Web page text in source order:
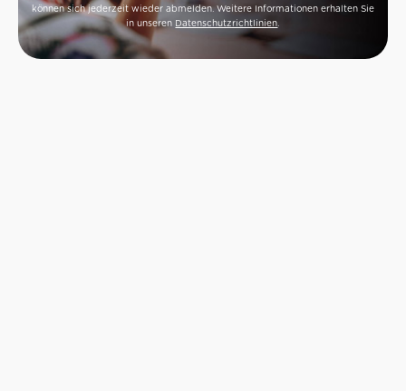
können sich jederzeit wieder abmelden. Weitere Informationen erhalten Sie
in unseren Datenschutzrichtlinien